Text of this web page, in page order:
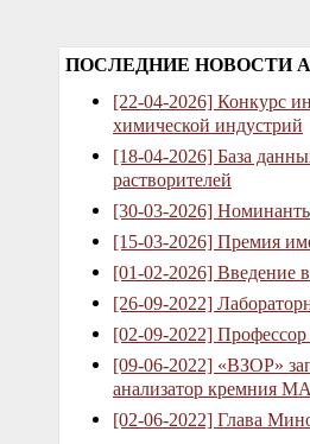
ПОСЛЕДНИЕ НОВОСТИ
[22-04-2026] Конкурс
химической индустрий
[18-04-2026] База
растворителей
[30-03-2026]
[15-03-2026] Премия
[01-02-2026] Введение
[26-09-2022]
[02-09-2022]
[09-06-2022] «ВЗОР»
анализатор кремния
[02-06-2022] Глава